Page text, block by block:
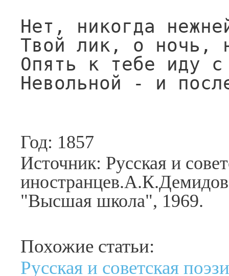
Нет, никогда
Твой лик, о ночь,
Опять к тебе иду с
Невольной - и
Год: 1857
Источник: Русская и
"Высшая школа", 1969.
Похожие статьи:
Русская и советская